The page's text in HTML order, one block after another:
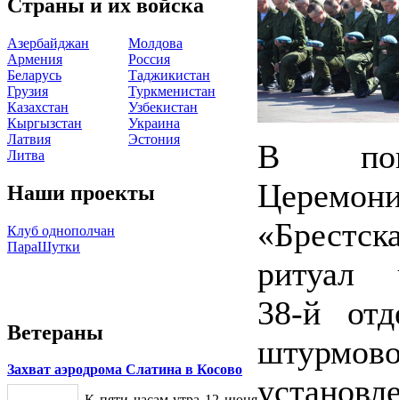
Страны и их войска
Азербайджан
Армения
Беларусь
Грузия
Казахстан
Кыргызстан
Латвия
Литва
Молдова
Россия
Таджикистан
Туркменистан
Узбекистан
Украина
Эстония
Наши проекты
Клуб однополчан
ПараШутки
Ветераны
Захват аэродрома Слатина в Косово
В
ритуал
38‑й